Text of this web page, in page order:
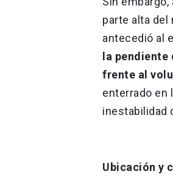
parte alta del
antecedió al
la
frente al
enterrado en
inestabilidad
Ubicación y